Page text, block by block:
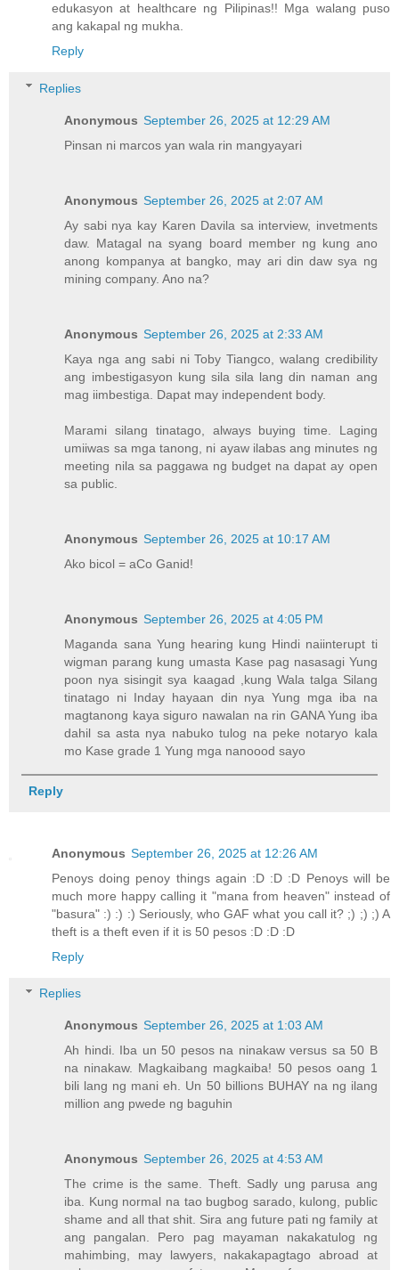
edukasyon at healthcare ng Pilipinas!! Mga walang puso
ang kakapal ng mukha.
Reply
Replies
Anonymous September 26, 2025 at 12:29 AM
Pinsan ni marcos yan wala rin mangyayari
Anonymous September 26, 2025 at 2:07 AM
Ay sabi nya kay Karen Davila sa interview, invetments
daw. Matagal na syang board member ng kung ano
anong kompanya at bangko, may ari din daw sya ng
mining company. Ano na?
Anonymous September 26, 2025 at 2:33 AM
Kaya nga ang sabi ni Toby Tiangco, walang credibility
ang imbestigasyon kung sila sila lang din naman ang
mag iimbestiga. Dapat may independent body.
Marami silang tinatago, always buying time. Laging
umiiwas sa mga tanong, ni ayaw ilabas ang minutes ng
meeting nila sa paggawa ng budget na dapat ay open
sa public.
Anonymous September 26, 2025 at 10:17 AM
Ako bicol = aCo Ganid!
Anonymous September 26, 2025 at 4:05 PM
Maganda sana Yung hearing kung Hindi naiinterupt ti
wigman parang kung umasta Kase pag nasasagi Yung
poon nya sisingit sya kaagad ,kung Wala talga Silang
tinatago ni Inday hayaan din nya Yung mga iba na
magtanong kaya siguro nawalan na rin GANA Yung iba
dahil sa asta nya nabuko tulog na peke notaryo kala
mo Kase grade 1 Yung mga nanoood sayo
Reply
Anonymous September 26, 2025 at 12:26 AM
Penoys doing penoy things again :D :D :D Penoys will be
much more happy calling it "mana from heaven" instead of
"basura" :) :) :) Seriously, who GAF what you call it? ;) ;) ;) A
theft is a theft even if it is 50 pesos :D :D :D
Reply
Replies
Anonymous September 26, 2025 at 1:03 AM
Ah hindi. Iba un 50 pesos na ninakaw versus sa 50 B
na ninakaw. Magkaibang magkaiba! 50 pesos oang 1
bili lang ng mani eh. Un 50 billions BUHAY na ng ilang
million ang pwede ng baguhin
Anonymous September 26, 2025 at 4:53 AM
The crime is the same. Theft. Sadly ung parusa ang
iba. Kung normal na tao bugbog sarado, kulong, public
shame and all that shit. Sira ang future pati ng family at
ang pangalan. Pero pag mayaman nakakatulog ng
mahimbing, may lawyers, nakakapagtago abroad at